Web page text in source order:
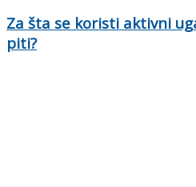
Za šta se koristi aktivni
piti?